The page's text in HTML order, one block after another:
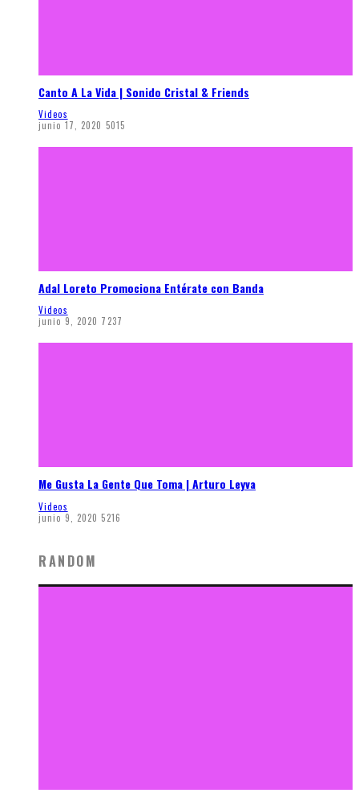
Canto A La Vida | Sonido Cristal & Friends
Videos
junio 17, 2020 5015
Adal Loreto Promociona Entérate con Banda
Videos
junio 9, 2020 7237
Me Gusta La Gente Que Toma | Arturo Leyva
Videos
junio 9, 2020 5216
RANDOM